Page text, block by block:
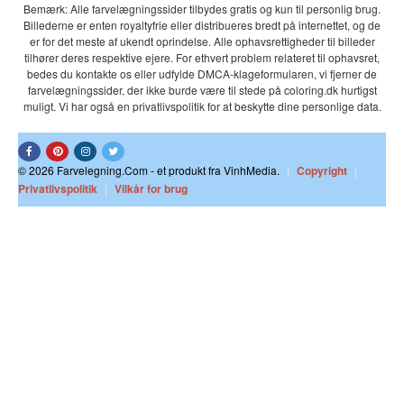
Bemærk: Alle farvelægningssider tilbydes gratis og kun til personlig brug.
Billederne er enten royaltyfrie eller distribueres bredt på internettet, og de
er for det meste af ukendt oprindelse. Alle ophavsrettigheder til billeder
tilhører deres respektive ejere. For ethvert problem relateret til ophavsret,
bedes du kontakte os eller udfylde DMCA-klageformularen, vi fjerner de
farvelægningssider, der ikke burde være til stede på coloring.dk hurtigst
muligt. Vi har også en privatlivspolitik for at beskytte dine personlige data.
© 2026 Farvelegning.Com - et produkt fra VinhMedia. | Copyright |
Privatlivspolitik | Vilkår for brug